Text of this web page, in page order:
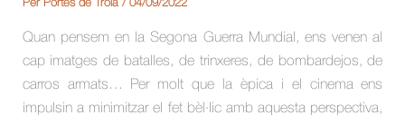
Per Portes de Troia / 04/09/2022
Quan pensem en la Segona Guerra Mundial, ens venen al
cap imatges de batalles, de trinxeres, de bombardejos, de
carros armats… Per molt que la èpica i el cinema ens
impulsin a minimitzar el fet bèl·lic amb aquesta perspectiva,